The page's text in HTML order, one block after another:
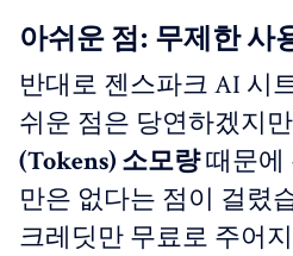
아쉬운 점: 무제한 사
반대로 젠스파크 AI 시
쉬운 점은 당연하겠지
(Tokens) 소모량때문에
만은 없다는 점이 걸렸
크레딧만 무료로 주어